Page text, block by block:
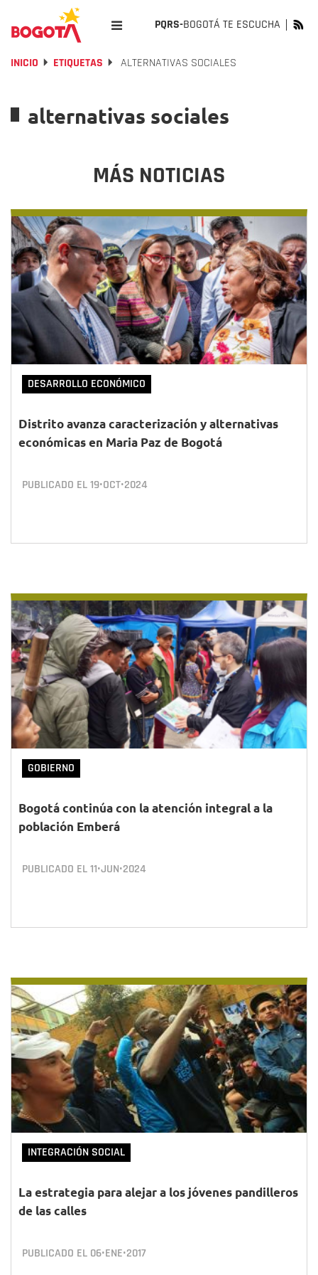
PQRS-BOGOTÁ TE ESCUCHA
INICIO ETIQUETAS ALTERNATIVAS SOCIALES
alternativas sociales
MÁS NOTICIAS
DESARROLLO ECONÓMICO
Distrito avanza caracterización y alternativas
económicas en Maria Paz de Bogotá
PUBLICADO EL19•OCT•2024
GOBIERNO
Bogotá continúa con la atención integral a la
población Emberá
PUBLICADO EL11•JUN•2024
INTEGRACIÓN SOCIAL
La estrategia para alejar a los jóvenes pandilleros
de las calles
PUBLICADO EL 06•ENE•2017